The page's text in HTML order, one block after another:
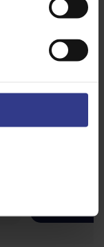
AJOUTER AU